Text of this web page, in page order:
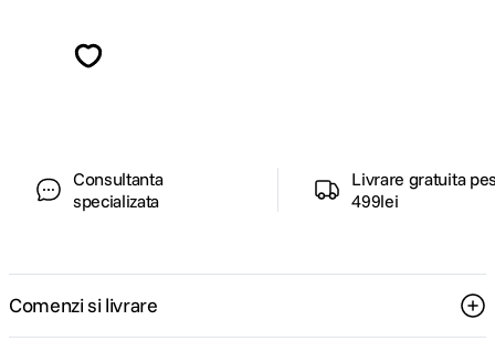
Consultanta
specializata
Livrare gratuita
499lei
Comenzi si livrare